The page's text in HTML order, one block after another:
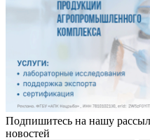
Подпишитесь на нашу
новостей